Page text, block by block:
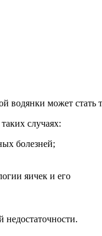
водянки может
случаях:
болезней;
яичек и его
недостаточности.